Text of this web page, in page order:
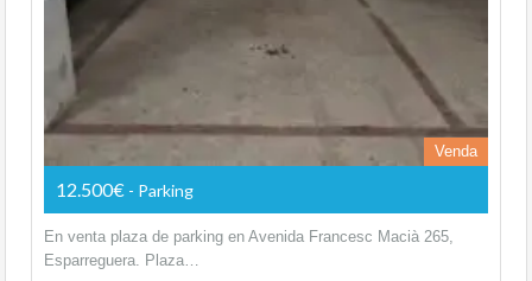
Venda
12.500€ - Parking
En venta plaza de parking en Avenida Francesc Macià 265,
Esparreguera. Plaza…